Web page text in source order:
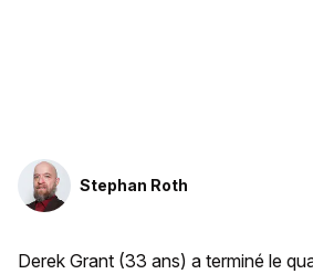
Stephan Roth
Derek Grant (33 ans) a terminé le